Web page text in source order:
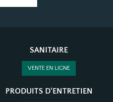
SANITAIRE
VENTE EN LIGNE
PRODUITS D'ENTRETIEN